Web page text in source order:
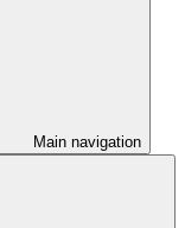
Main navigation